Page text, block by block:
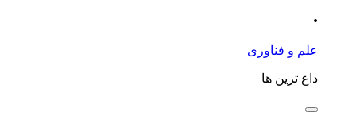
.
علم و فناوری
داغ ترین ها